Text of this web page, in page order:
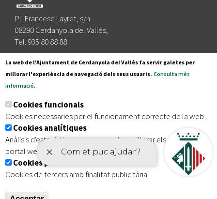
Pl. Francesc Layret, s/n
08290 Cerdanyola del Vallès,
Tel. 935 80 88 88
Segueix-nos a:
Subscriu-te al nostre butlletí
Inici | Avís legal | Protecció de dades Mapa del lloc
| Accessibilitat
La web de l'Ajuntament de Cerdanyola del Vallès fa servir galetes per
millorar l'experiència de navegació dels seus usuaris. Consulta més
informació.
Cookies funcionals
Cookies necessaries per el funcionament correcte de la web
Cookies analítiques
Anàlisis d'estadístiques que permeten millorar els serveis del
portal web
Cookies publicitàries
Cookies de tercers amb finalitat publicitària